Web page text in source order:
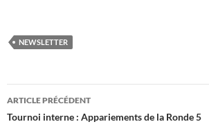
NEWSLETTER
Navigation
des
ARTICLE PRÉCÉDENT
Tournoi interne : Appariements de la Ronde 5